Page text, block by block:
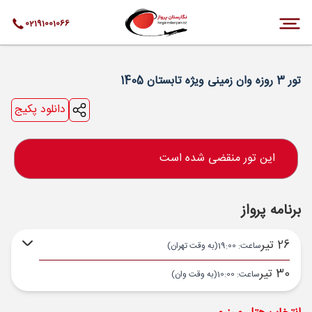
02191001066
تور 3 روزه وان زمینی ویژه تابستان 1405
دانلود پکیج
این تور منقضی شده است
برنامه پرواز
26 تیر ساعت: 19:00 (به وقت تهران)
30 تیر ساعت: 10:00 (به وقت وان)